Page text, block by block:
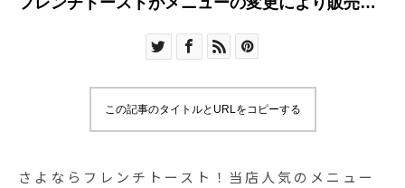
ムは食べおさめ期間としてフレンチトーストのみ
なさまのご来店心よりお待ちしております。….◇
タイミングで乳化させふわふわでとろとろな口当
この記事のタイトルとURLをコピーする
さよならフレンチトースト！当店人気のメニュー